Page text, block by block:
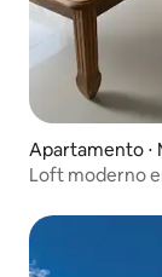
Apartamento ⋅
Loft moderno